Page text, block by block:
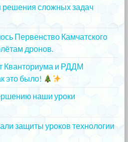
решения сложных задач
Первенство Камчатского
дронов.
Кванториума и РДДМ
это было!
наши уроки
защиты уроков технологии